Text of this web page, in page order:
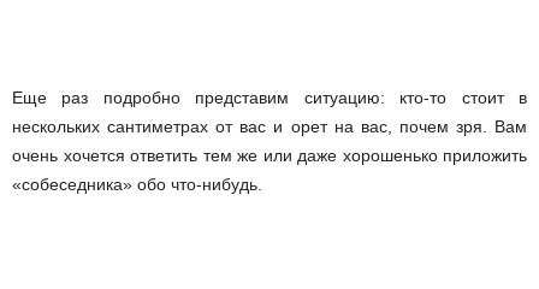
Еще раз подробно представим ситуацию: кто-то стоит в
нескольких сантиметрах от вас и орет на вас, почем зря. Вам
очень хочется ответить тем же или даже хорошенько приложить
«собеседника» обо что-нибудь.